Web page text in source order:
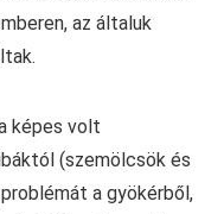
az általuk
képes volt
(szemölcsök és
a gyökérből,